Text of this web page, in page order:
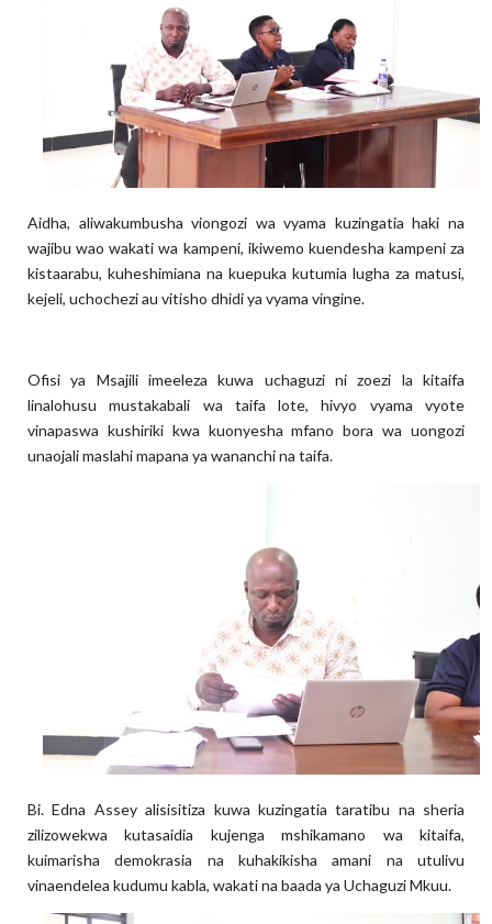
Aidha, aliwakumbusha viongozi wa vyama kuzingatia haki na
wajibu wao wakati wa kampeni, ikiwemo kuendesha kampeni za
kistaarabu, kuheshimiana na kuepuka kutumia lugha za matusi,
kejeli, uchochezi au vitisho dhidi ya vyama vingine.
Ofisi ya Msajili imeeleza kuwa uchaguzi ni zoezi la kitaifa
linalohusu mustakabali wa taifa lote, hivyo vyama vyote
vinapaswa kushiriki kwa kuonyesha mfano bora wa uongozi
unaojali maslahi mapana ya wananchi na taifa.
Bi. Edna Assey alisisitiza kuwa kuzingatia taratibu na sheria
zilizowekwa kutasaidia kujenga mshikamano wa kitaifa,
kuimarisha demokrasia na kuhakikisha amani na utulivu
vinaendelea kudumu kabla, wakati na baada ya Uchaguzi Mkuu.